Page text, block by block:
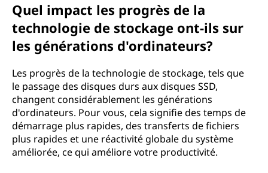
Quel impact les progrès de la
technologie de stockage ont-ils sur
les générations d'ordinateurs?
Les progrès de la technologie de stockage, tels que
le passage des disques durs aux disques SSD,
changent considérablement les générations
d'ordinateurs. Pour vous, cela signifie des temps de
démarrage plus rapides, des transferts de fichiers
plus rapides et une réactivité globale du système
améliorée, ce qui améliore votre productivité.